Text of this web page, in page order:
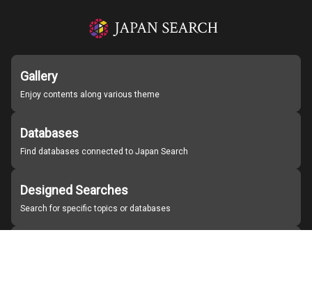
Gallery
Enjoy contents along various theme
Databases
Find databases connected to Japan Search
Designed Searches
Search for specific topics or databases